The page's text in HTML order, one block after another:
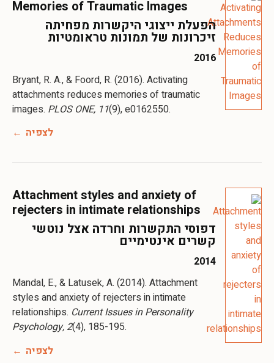
Memories of Traumatic Images
הפעלת ייצוגי היקשרות מפחיתה
זיכרונות של תמונות טראומטיות
2016
Bryant, R. A., & Foord, R. (2016). Activating
attachments reduces memories of traumatic
images. PLOS ONE, 11(9), e0162550.
לצפיה
Attachment styles and anxiety of
rejecters in intimate relationships
דפוסי התקשרות וחרדה אצל נוטשי
קשרים אינטימיים
2014
Mandal, E., & Latusek, A. (2014). Attachment
styles and anxiety of rejecters in intimate
relationships. Current Issues in Personality
Psychology, 2(4), 185-195.
לצפיה